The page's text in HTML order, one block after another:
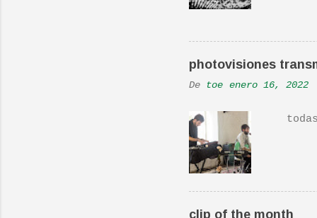
una
Real
En
la
photovisiones
De toe enero 16, 2022
clip of the month